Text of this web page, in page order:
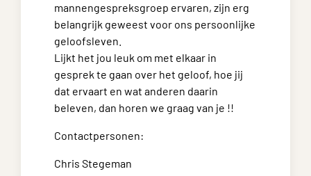
mannengespreksgroep ervaren, zijn erg
belangrijk geweest voor ons persoonlijke
geloofsleven.
Lijkt het jou leuk om met elkaar in
gesprek te gaan over het geloof, hoe jij
dat ervaart en wat anderen daarin
beleven, dan horen we graag van je !!
Contactpersonen:
Chris Stegeman